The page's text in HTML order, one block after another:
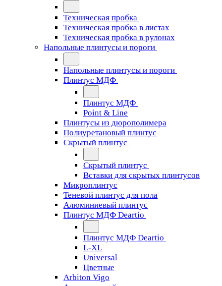
Техническая пробка
Техническая пробка в листах
Техническая пробка в рулонах
Напольные плинтусы и пороги
Напольные плинтусы и пороги
Плинтус МДФ
Плинтус МДФ
Point & Line
Плинтусы из дюрополимера
Полиуретановый плинтус
Скрытый плинтус
Скрытый плинтус
Вставки для скрытых плинтусов
Микроплинтус
Теневой плинтус для пола
Алюминиевый плинтус
Плинтус МДФ Deartio
Плинтус МДФ Deartio
L-XL
Universal
Цветные
Arbiton Vigo